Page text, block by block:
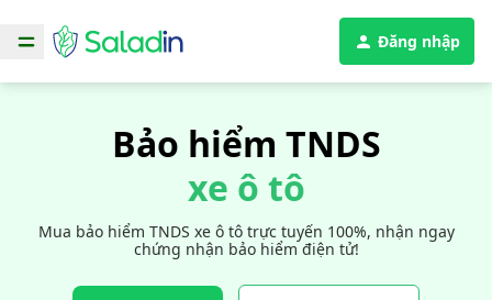
Đăng nhập
Bảo hiểm TNDS
xe ô tô
Mua bảo hiểm TNDS xe ô tô trực tuyến 100%, nhận ngay
chứng nhận bảo hiểm điện tử!